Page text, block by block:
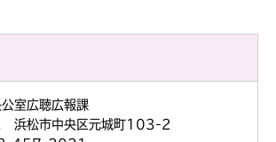
室広聴広報課
松市中央区元城町103-2